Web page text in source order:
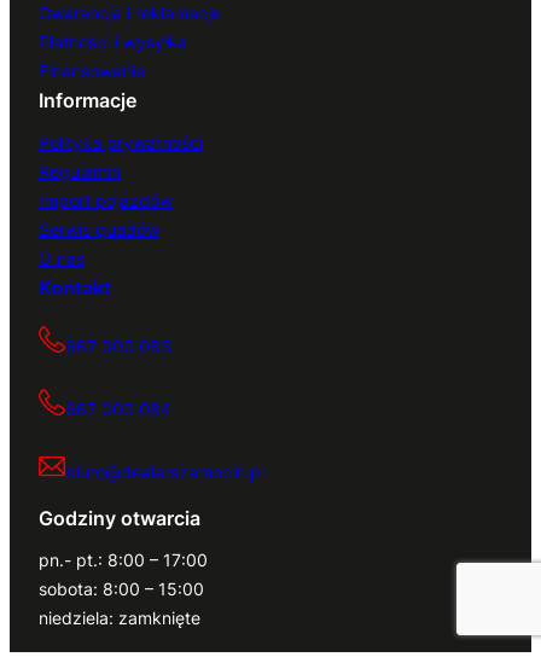
Gwarancja i reklamacje
Płatności i wysyłka
Finansowanie
Informacje
Polityka prywatności
Regulamin
Import pojazdów
Serwis quadów
O nas
Kontakt
667 000 083
667 000 084
biuro@dealerszamocin.pl
Godziny otwarcia
pn.- pt.: 8:00 – 17:00
sobota: 8:00 – 15:00
niedziela: zamknięte